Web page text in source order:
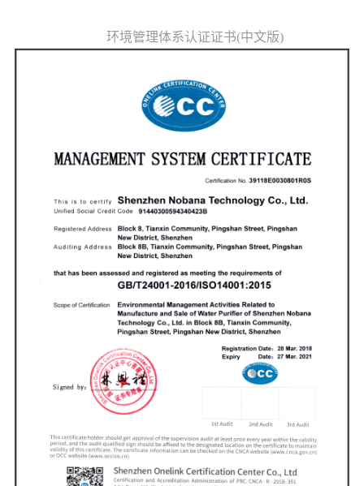
环境管理体系认证证书(中文版)